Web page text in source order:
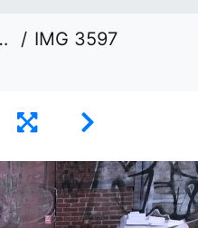
IMG 3597